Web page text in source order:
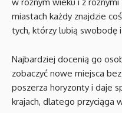
miastach każdy znajdzie
tych, którzy lubią swobodę
Najbardziej docenią go
zobaczyć nowe miejsca
poszerza horyzonty i daje
krajach, dlatego przyciąga